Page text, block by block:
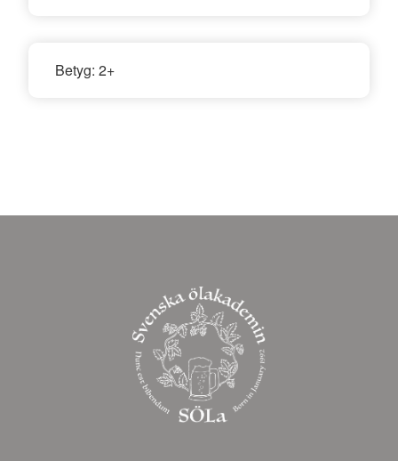
Betyg: 2+